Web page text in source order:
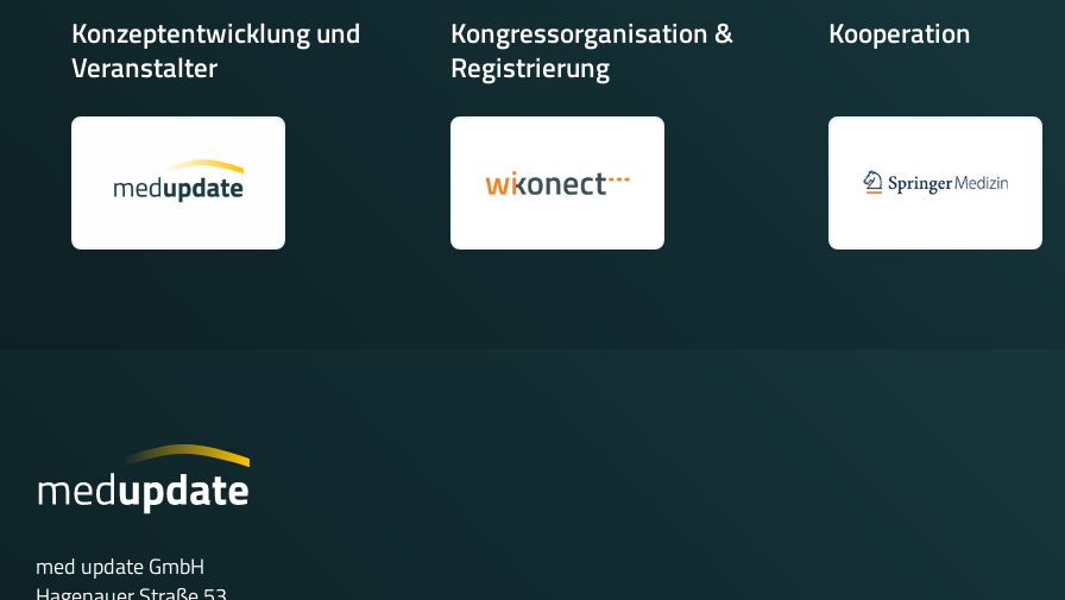
Konzeptentwicklung und
Veranstalter
Kongressorganisation &
Registrierung
Kooperation
med update GmbH